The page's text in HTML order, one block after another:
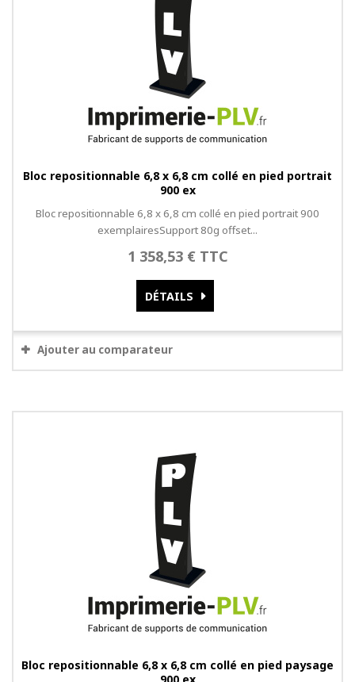
Bloc repositionnable 6,8 x 6,8 cm collé en pied portrait
900 ex
Bloc repositionnable 6,8 x 6,8 cm collé en pied portrait 900
exemplairesSupport 80g offset...
1 358,53 € TTC
DÉTAILS
Ajouter au comparateur
Bloc repositionnable 6,8 x 6,8 cm collé en pied paysage